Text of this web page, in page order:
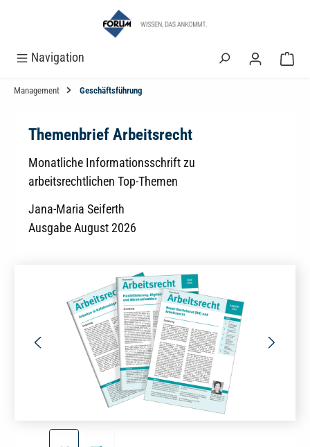
Navigation
Management Geschäftsführung
Themenbrief Arbeitsrecht
Monatliche Informationsschrift zu
arbeitsrechtlichen Top-Themen
Jana-Maria Seiferth
Ausgabe August 2026